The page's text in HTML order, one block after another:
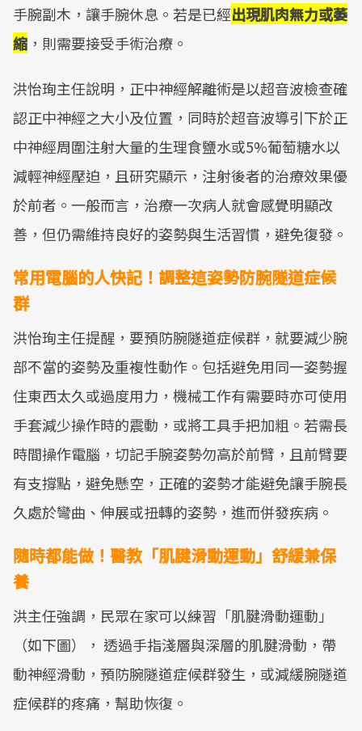
手腕副木，讓手腕休息。若是已經出現肌肉無力或萎
縮 ，則需要接受手術治療。
洪怡珣主任說明，正中神經解離術是以超音波檢查確
認正中神經之大小及位置，同時於超音波導引下於正
中神經周圍注射大量的生理食鹽水或5%葡萄糖水以
減輕神經壓迫，且研究顯示，注射後者的治療效果優
於前者。一般而言，治療一次病人就會感覺明顯改
善，但仍需維持良好的姿勢與生活習慣，避免復發。
常用電腦的人快記！調整這姿勢防腕隧道症候
群
洪怡珣主任提醒，要預防腕隧道症候群，就要減少腕
部不當的姿勢及重複性動作。包括避免用同一姿勢握
住東西太久或過度用力，機械工作有需要時亦可使用
手套減少操作時的震動，或將工具手把加粗。若需長
時間操作電腦，切記手腕姿勢勿高於前臂，且前臂要
有支撐點，避免懸空，正確的姿勢才能避免讓手腕長
久處於彎曲、伸展或扭轉的姿勢，進而併發疾病。
隨時都能做！醫教「肌腱滑動運動」舒緩兼保
養
洪主任強調，民眾在家可以練習「肌腱滑動運動」
（如下圖）， 透過手指淺層與深層的肌腱滑動，帶
動神經滑動，預防腕隧道症候群發生，或減緩腕隧道
症候群的疼痛，幫助恢復。